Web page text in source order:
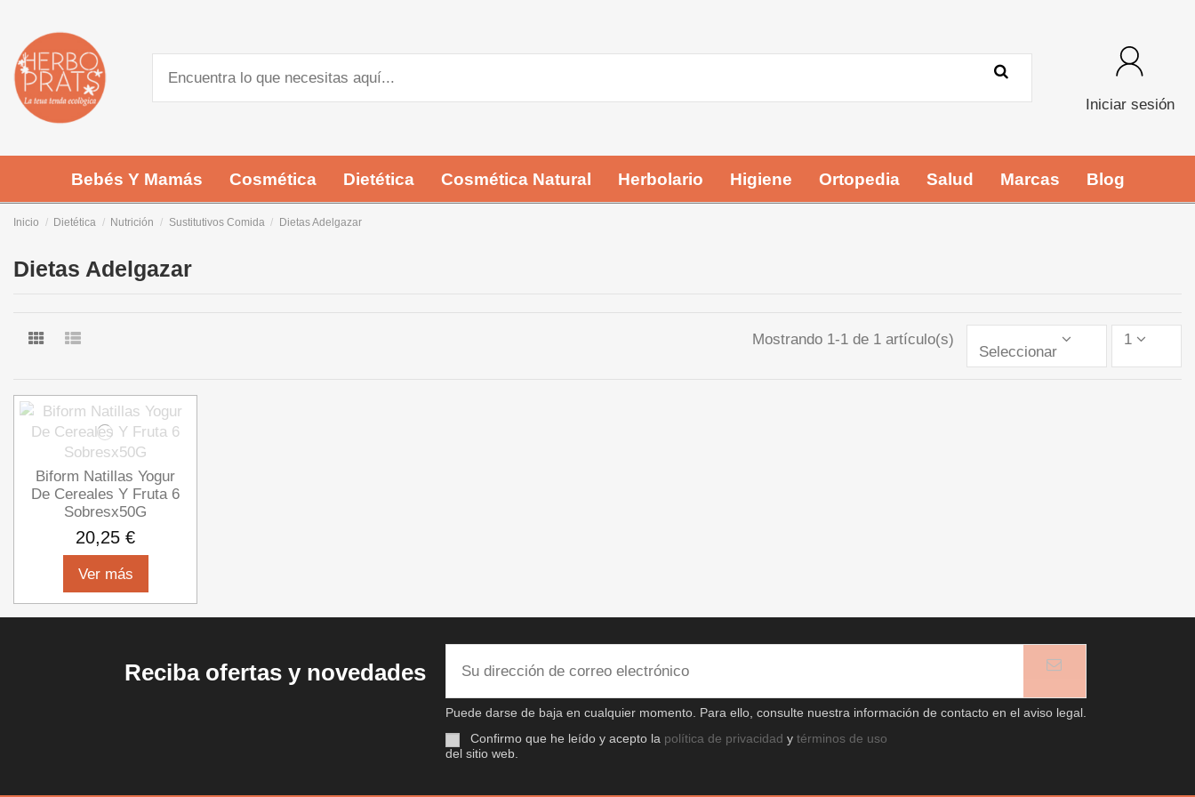
Iniciar sesión
Bebés Y Mamás Cosmética Dietética Cosmética Natural Herbolario Higiene Ortopedia Salud Marcas Blog
Inicio Dietética Nutrición Sustitutivos Comida Dietas Adelgazar
Dietas Adelgazar
Mostrando 1-1 de 1 artículo(s)
Seleccionar
1
Biform Natillas Yogur
De Cereales Y Fruta 6
Sobresx50G
20,25 €
Ver más
Reciba ofertas y novedades
Puede darse de baja en cualquier momento. Para ello, consulte nuestra información de contacto en el aviso legal.
Confirmo que he leído y acepto la política de privacidad y términos de uso
del sitio web.